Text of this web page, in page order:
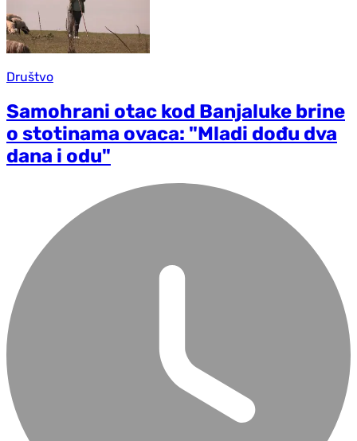
Društvo
Samohrani otac kod Banjaluke brine
o stotinama ovaca: "Mladi dođu dva
dana i odu"